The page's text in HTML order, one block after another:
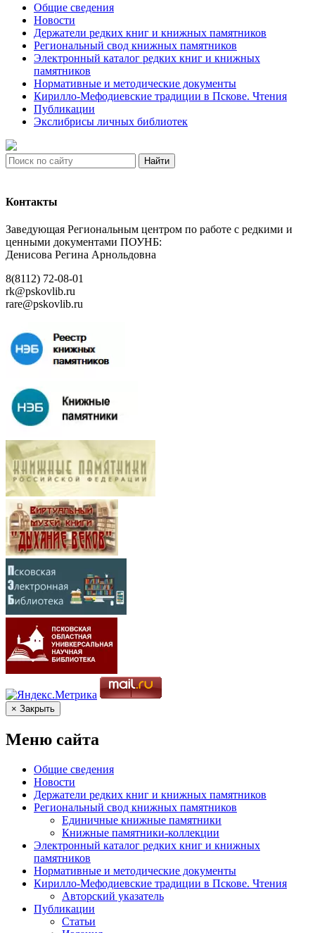
Общие сведения
Новости
Держатели редких книг и книжных памятников
Региональный свод книжных памятников
Электронный каталог редких книг и книжных
памятников
Нормативные и методические документы
Кирилло-Мефодиевские традиции в Пскове. Чтения
Публикации
Экслибрисы личных библиотек
Найти
Контакты
Заведующая Региональным центром по работе с редкими и
ценными документами ПОУНБ:
Денисова Регина Арнольдовна
8(8112) 72-08-01
rk@pskovlib.ru
rare@pskovlib.ru
× Закрыть
Меню сайта
Общие сведения
Новости
Держатели редких книг и книжных памятников
Региональный свод книжных памятников
Единичные книжные памятники
Книжные памятники-коллекции
Электронный каталог редких книг и книжных
памятников
Нормативные и методические документы
Кирилло-Мефодиевские традиции в Пскове. Чтения
Авторский указатель
Публикации
Статьи